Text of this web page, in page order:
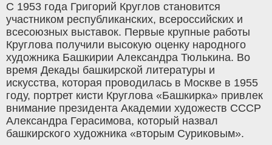
С 1953 года Григорий Круглов становится
участником республиканских, всероссийских и
всесоюзных выставок. Первые крупные работы
Круглова получили высокую оценку народного
художника Башкирии Александра Тюлькина. Во
время Декады башкирской литературы и
искусства, которая проводилась в Москве в 1955
году, портрет кисти Круглова «Башкирка» привлек
внимание президента Академии художеств СССР
Александра Герасимова, который назвал
башкирского художника «вторым Суриковым».